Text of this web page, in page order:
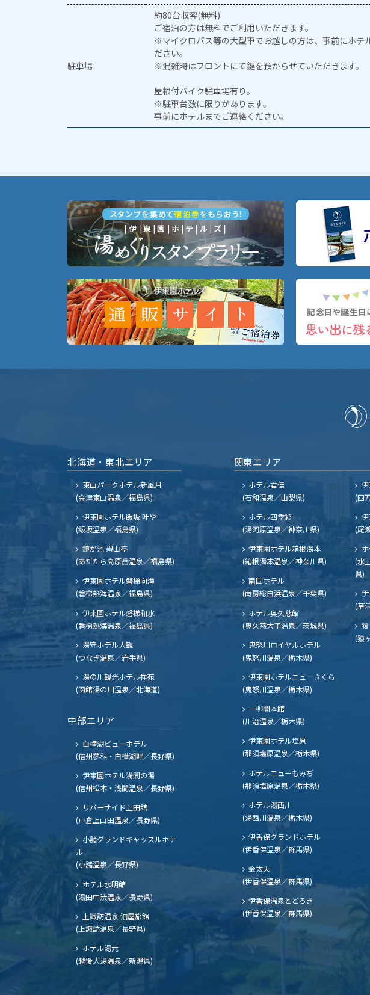
駐車場
約80台収容(無料)
ご宿泊の方は無料でご利用いただきます。
※マイクロバス等の大型車でお越しの方は、事前にホテ
ださい。
※混雑時はフロントにて鍵を預からせていただきます。
屋根付バイク駐車場有り。
※駐車台数に限りがあります。
事前にホテルまでご連絡ください。
北海道・東北エリア
東山パークホテル新風月
(会津東山温泉／福島県)
伊東園ホテル飯坂 叶や
(飯坂温泉／福島県)
鏡が池 碧山亭
(あだたら高原岳温泉／福島県)
伊東園ホテル磐梯向滝
(磐梯熱海温泉／福島県)
伊東園ホテル磐梯和水
(磐梯熱海温泉／福島県)
湯守ホテル大観
(つなぎ温泉／岩手県)
湯の川観光ホテル祥苑
(函館湯の川温泉／北海道)
中部エリア
白樺湖ビューホテル
(信州蓼科・白樺湖畔／長野県)
伊東園ホテル浅間の湯
(信州松本・浅間温泉／長野県)
リバーサイド上田館
(戸倉上山田温泉／長野県)
小諸グランドキャッスルホテ
ル
(小諸温泉／長野県)
ホテル水明館
(湯田中渋温泉／長野県)
上諏訪温泉 油屋旅館
(上諏訪温泉／長野県)
ホテル湯元
(越後大湯温泉／新潟県)
関東エリア
ホテル君佳
(石和温泉／山梨県)
ホテル四季彩
(湯河原温泉／神奈川県)
伊東園ホテル箱根湯本
(箱根湯本温泉／神奈川県)
南国ホテル
(南房総白浜温泉／千葉県)
ホテル奥久慈館
(奥久慈大子温泉／茨城県)
鬼怒川ロイヤルホテル
(鬼怒川温泉／栃木県)
伊東園ホテルニューさくら
(鬼怒川温泉／栃木県)
一柳閣本館
(川治温泉／栃木県)
伊東園ホテル塩原
(那須塩原温泉／栃木県)
ホテルニューもみぢ
(那須塩原温泉／栃木県)
ホテル湯西川
(湯西川温泉／栃木県)
伊香保グランドホテル
(伊香保温泉／群馬県)
金太夫
(伊香保温泉／群馬県)
伊香保温泉とどろき
(伊香保温泉／群馬県)
(四
(尾
(水
県)
(草
(猿